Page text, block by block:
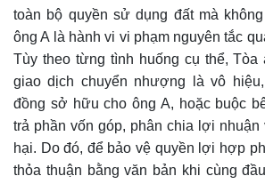
toàn bộ quyền sử dụng đất mà
ông A là hành vi vi phạm nguyên tắc
Tùy theo từng tình huống cụ thể, Tòa
giao dịch chuyển nhượng là vô
đồng sở hữu cho ông A, hoặc buộc
trả phần vốn góp, phân chia lợi
hại. Do đó, để bảo vệ quyền lợi hợp
thỏa thuận bằng văn bản khi cùng